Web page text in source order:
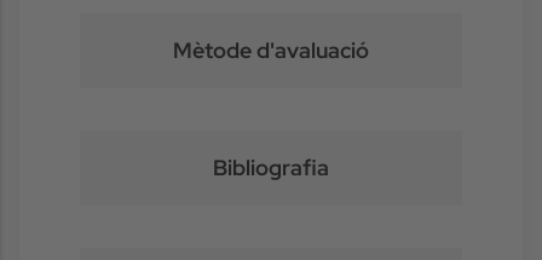
Mètode d'avaluació
Bibliografia